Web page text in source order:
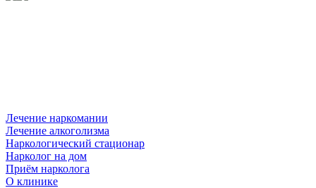
Лечение наркомании
Лечение алкоголизма
Наркологический стационар
Нарколог на дом
Приём нарколога
О клинике